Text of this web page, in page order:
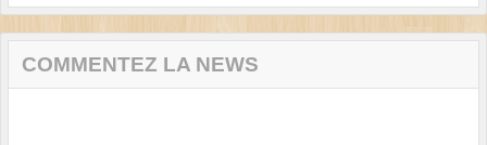
COMMENTEZ LA NEWS